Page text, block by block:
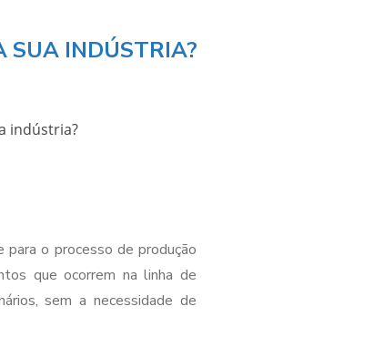
SUA INDÚSTRIA?
para o processo de produção
que ocorrem na linha de
sem a necessidade de